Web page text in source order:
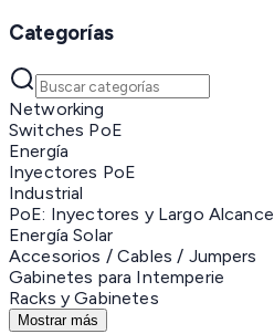
Categorías
Networking
Switches PoE
Energía
Inyectores PoE
Industrial
PoE: Inyectores y Largo Alcance
Energía Solar
Accesorios / Cables / Jumpers
Gabinetes para Intemperie
Racks y Gabinetes
Mostrar más